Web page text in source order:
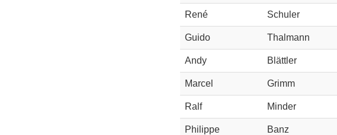
René Schuler
Guido Thalmann
Andy Blättler
Marcel Grimm
Ralf Minder
Philippe Banz